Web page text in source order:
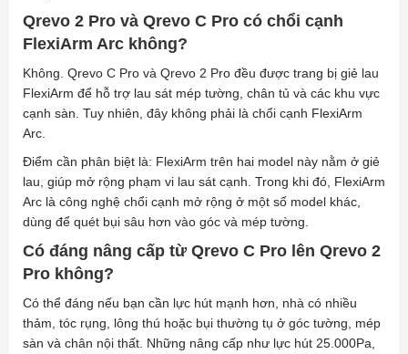
Qrevo 2 Pro và Qrevo C Pro có chổi cạnh
FlexiArm Arc không?
Không. Qrevo C Pro và Qrevo 2 Pro đều được trang bị giẻ lau
FlexiArm để hỗ trợ lau sát mép tường, chân tủ và các khu vực
cạnh sàn. Tuy nhiên, đây không phải là chổi cạnh FlexiArm
Arc.
Điểm cần phân biệt là: FlexiArm trên hai model này nằm ở giẻ
lau, giúp mở rộng phạm vi lau sát cạnh. Trong khi đó, FlexiArm
Arc là công nghệ chổi cạnh mở rộng ở một số model khác,
dùng để quét bụi sâu hơn vào góc và mép tường.
Có đáng nâng cấp từ Qrevo C Pro lên Qrevo 2
Pro không?
Có thể đáng nếu bạn cần lực hút mạnh hơn, nhà có nhiều
thảm, tóc rụng, lông thú hoặc bụi thường tụ ở góc tường, mép
sàn và chân nội thất. Những nâng cấp như lực hút 25.000Pa,